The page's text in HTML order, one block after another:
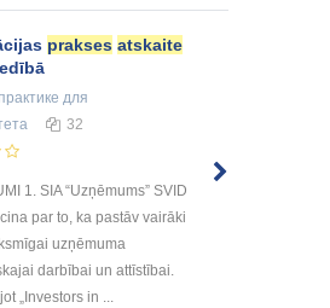
prakses atskaite
для
32
1. SIA “Uzņēmums” SVID
par to, ka pastāv vairāki
uzņēmuma
darbībai un attīstībai.
„Investors in ...